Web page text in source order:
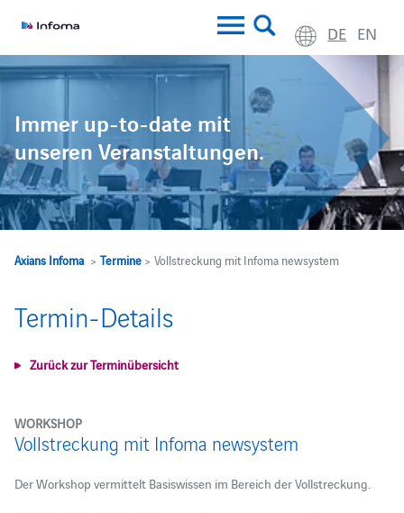
DE EN
Immer up-to-date mit
unseren Veranstaltungen.
Axians Infoma> Termine> Vollstreckung mit Infoma newsystem
Termin-Details
Zurück zur Terminübersicht
WORKSHOP
Vollstreckung mit Infoma newsystem
Der Workshop vermittelt Basiswissen im Bereich der Vollstreckung.